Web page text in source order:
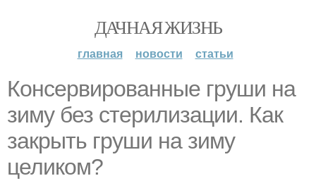
ДАЧНАЯ ЖИЗНЬ
главная новости статьи
Консервированные груши на
зиму без стерилизации. Как
закрыть груши на зиму
целиком?